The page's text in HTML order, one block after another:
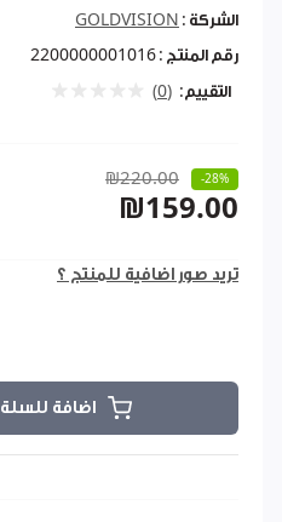
الشركة : GOLDVISION
رقم المنتج : 2200000001016
التقييم: (0)
₪220.00 -28%
₪159.00
تريد صور اضافية للمنتج ؟
اضافة للسلة